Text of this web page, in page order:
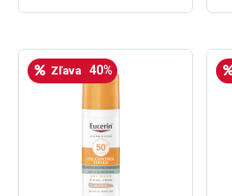
Zľava 40%